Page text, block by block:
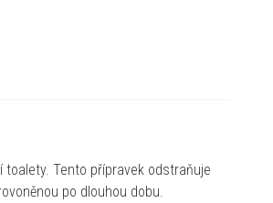
toalety. Tento přípravek odstraňuje
po dlouhou dobu.